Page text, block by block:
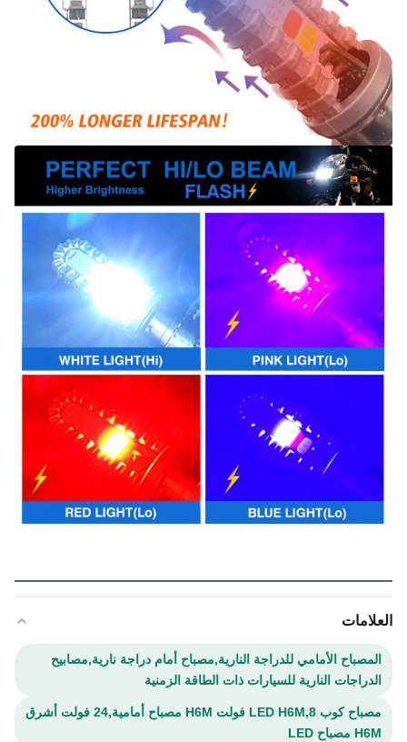
العلامات
المصباح الأمامي للدراجة النارية,مصباح أمام دراجة نارية,مصابيح
الدراجات النارية للسيارات ذات الطاقة الزمنية
مصباح كوب LED H6M,8 فولت H6M مصباح أمامية,24 فولت أشرق
H6M مصباح LED